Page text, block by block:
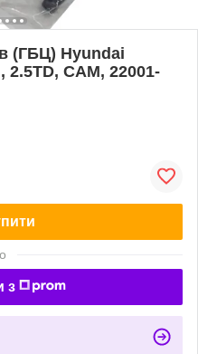
(ГБЦ) Hyundai
CAM, 22001-
з